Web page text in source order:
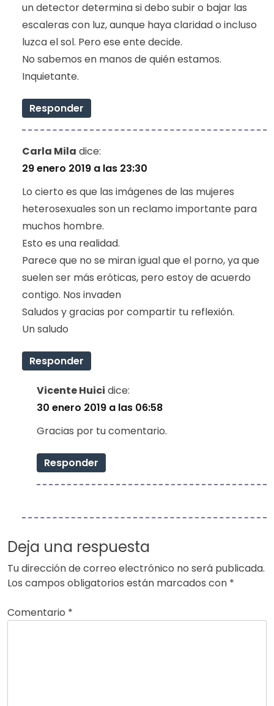
un detector determina si debo subir o bajar las
escaleras con luz, aunque haya claridad o incluso
luzca el sol. Pero ese ente decide.
No sabemos en manos de quién estamos.
Inquietante.
Responder
Carla Mila dice:
29 enero 2019 a las 23:30
Lo cierto es que las imágenes de las mujeres
heterosexuales son un reclamo importante para
muchos hombre.
Esto es una realidad.
Parece que no se miran igual que el porno, ya que
suelen ser más eróticas, pero estoy de acuerdo
contigo. Nos invaden
Saludos y gracias por compartir tu reflexión.
Un saludo
Responder
Vicente Huici dice:
30 enero 2019 a las 06:58
Gracias por tu comentario.
Responder
Deja una respuesta
Tu dirección de correo electrónico no será publicada.
Los campos obligatorios están marcados con *
Comentario *